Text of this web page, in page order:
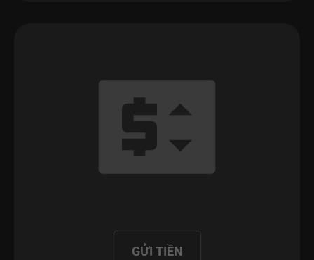
GỬI TIỀN